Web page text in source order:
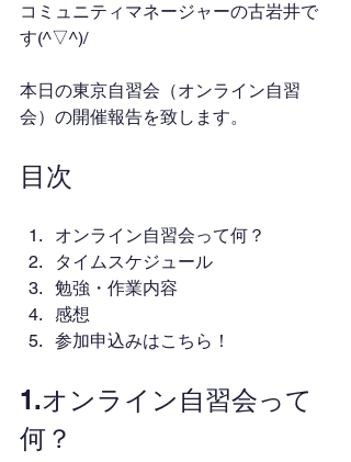
コミュニティマネージャーの古岩井で
す(^▽^)/
本日の東京自習会（オンライン自習
会）の開催報告を致します。
目次
オンライン自習会って何？
タイムスケジュール
勉強・作業内容
感想
参加申込みはこちら！
1.オンライン自習会って
何？